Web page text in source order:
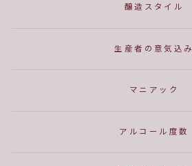
醸造スタイル
生産者の意気込み
マニアック
アルコール度数